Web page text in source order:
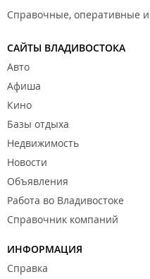
Справочные, оперативные
САЙТЫ ВЛАДИВОСТОКА
Авто
Афиша
Кино
Базы отдыха
Недвижимость
Новости
Объявления
Работа во Владивостоке
Справочник компаний
ИНФОРМАЦИЯ
Справка